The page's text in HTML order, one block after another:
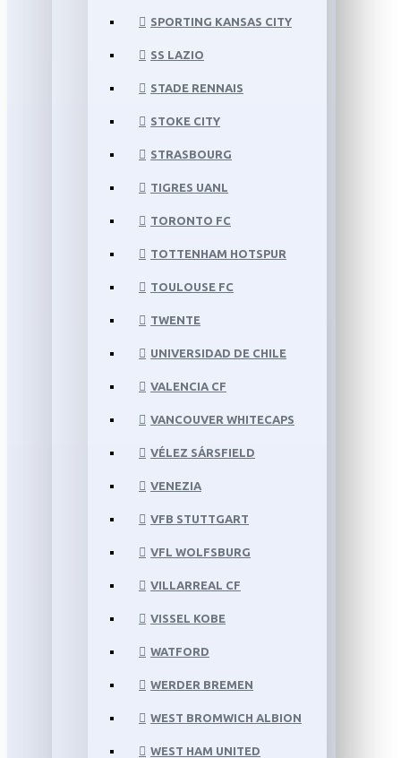
SPORTING KANSAS CITY
SS LAZIO
STADE RENNAIS
STOKE CITY
STRASBOURG
TIGRES UANL
TORONTO FC
TOTTENHAM HOTSPUR
TOULOUSE FC
TWENTE
UNIVERSIDAD DE CHILE
VALENCIA CF
VANCOUVER WHITECAPS
VÉLEZ SÁRSFIELD
VENEZIA
VFB STUTTGART
VFL WOLFSBURG
VILLARREAL CF
VISSEL KOBE
WATFORD
WERDER BREMEN
WEST BROMWICH ALBION
WEST HAM UNITED